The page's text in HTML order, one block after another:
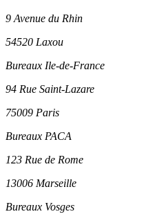
9 Avenue du Rhin
54520 Laxou
Bureaux Ile-de-France
94 Rue Saint-Lazare
75009 Paris
Bureaux PACA
123 Rue de Rome
13006 Marseille
Bureaux Vosges